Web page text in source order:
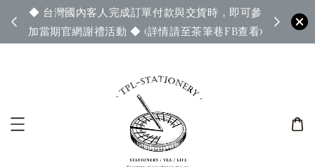
◆ 台灣國內客人完成訂單付款與交貨時，即可參
加當期官網謝禮活動 ◆ (詳情請至茶筆巷FB查看)
◆ 官